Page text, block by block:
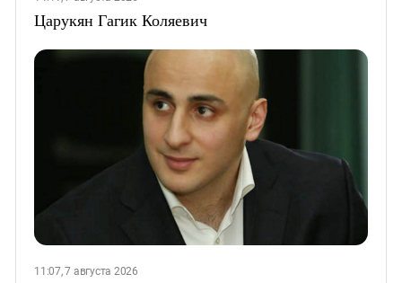
Царукян Гагик Коляевич
11:07, 7 августа 2026